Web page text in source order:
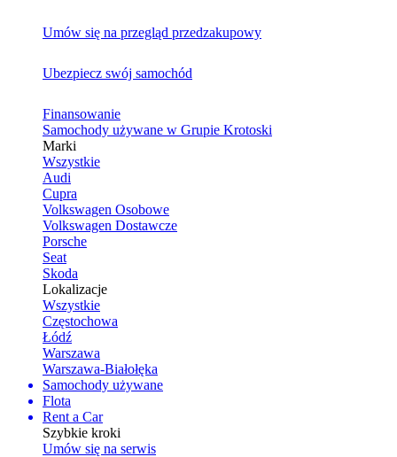
Umów się na przegląd przedzakupowy
Ubezpiecz swój samochód
Finansowanie
Samochody używane w Grupie Krotoski
Marki
Wszystkie
Audi
Cupra
Volkswagen Osobowe
Volkswagen Dostawcze
Porsche
Seat
Skoda
Lokalizacje
Wszystkie
Częstochowa
Łódź
Warszawa
Warszawa-Białołęka
Samochody używane
Flota
Rent a Car
Szybkie kroki
Umów się na serwis